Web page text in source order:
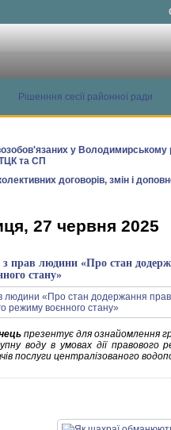
Рішенння сесії районної ради
у Володимирському
та СП
договорів, змін і
27 червня 2025
з прав людини «Про стан
стану»
презентує для ознайомлення
воду в умовах дії правового
послуги централізованого